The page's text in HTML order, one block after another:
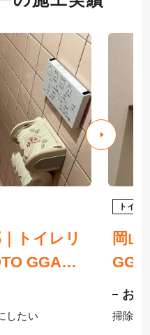
トイレリ
GGA、
、窓 YKK
したい
トイレ
岡山
ス
お
掃除が